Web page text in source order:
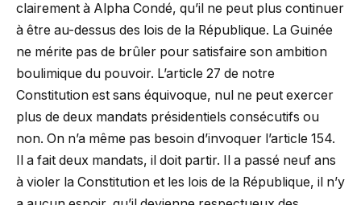
clairement à Alpha Condé, qu’il ne peut plus continuer
à être au-dessus des lois de la République. La Guinée
ne mérite pas de brûler pour satisfaire son ambition
boulimique du pouvoir. L’article 27 de notre
Constitution est sans équivoque, nul ne peut exercer
plus de deux mandats présidentiels consécutifs ou
non. On n’a même pas besoin d’invoquer l’article 154.
Il a fait deux mandats, il doit partir. Il a passé neuf ans
à violer la Constitution et les lois de la République, il n’y